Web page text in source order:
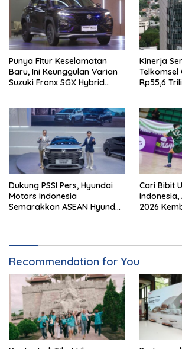
Punya Fitur Keselamatan
Baru, Ini Keunggulan Varian
Suzuki Fronx SGX Hybrid
Kinerja
Rp55,6
Dukung PSSI Pers, Hyundai
Motors Indonesia
Semarakkan ASEAN Hyundai
Cari Bibit
Indonesia,
2026
Recommendation for You